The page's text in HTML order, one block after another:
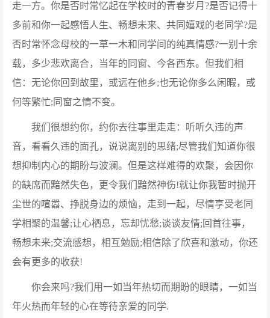
走一方。你是否时常忆起在学校时的青春岁月?是否记得十
多前和你一起感悟人生、畅想未来、共同嬉戏的老同学?是
否时常怀念母校的一草一木和同学间的纯真情感?一别十余
载，多少悲欢离合，当年的同窗、今各西东。但我们相
信：无论你回到故里，或远在他乡;也无论你多么闲暇，或
何等繁忙;同窗之情不变。
我们很想约你，约你去往事里走走：听听久违的声
音，看看久违的面孔，说说离别的思绪;尽管我们知道你很
想抑制内心的期盼与波澜。但是这样难得的欢聚，会因你
的缺席而黯然失色，更令我们黯然神伤!就让你我暂时抛开
尘世的喧嚣、挣脱身边的烦恼，走到一起，尽情享受老同
学相聚的温馨;让心栖息，忘却忧愁;谈谈友情;回首往事，
畅想未来;交流感想，相互勉励;相信除了欣喜和激动，你还
会有更多的收获!
你会来吗?我们用一如当年热切而期盼的眼睛，一如当
年火热而年轻的心在等待亲爱的同学.